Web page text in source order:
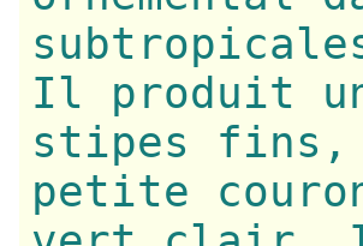
Il produit un
stipes fins,
petite